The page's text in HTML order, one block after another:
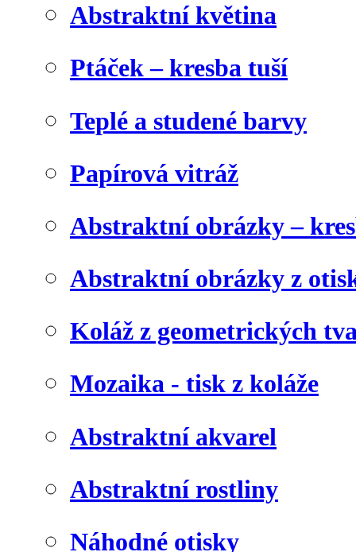
Abstraktní květina
Ptáček – kresba tuší
Teplé a studené barvy
Papírová vitráž
Abstraktní obrázky –
Abstraktní obrázky z
Koláž z geometrických
Mozaika - tisk z koláže
Abstraktní akvarel
Abstraktní rostliny
Náhodné otisky